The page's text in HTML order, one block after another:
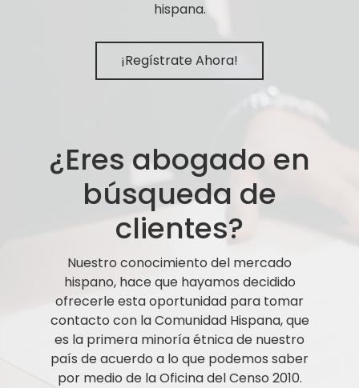
hispana.
¡Regístrate Ahora!
¿Eres abogado en
búsqueda de
clientes?
Nuestro conocimiento del mercado
hispano, hace que hayamos decidido
ofrecerle esta oportunidad para tomar
contacto con la Comunidad Hispana, que
es la primera minoría étnica de nuestro
país de acuerdo a lo que podemos saber
por medio de la Oficina del Censo 2010.